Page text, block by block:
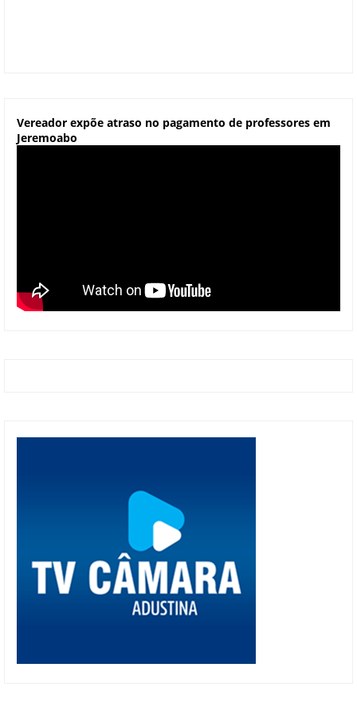
Vereador expõe atraso no pagamento de professores em
Jeremoabo